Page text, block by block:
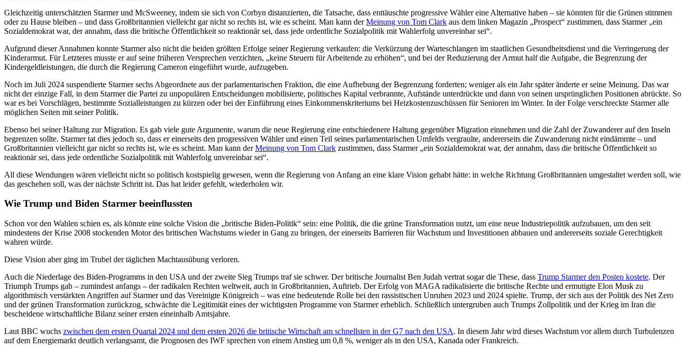
Gleichzeitig unterschätzten Starmer und McSweeney, indem sie sich von Corbyn distanzierten, die Tatsache, dass enttäuschte progressive Wähler eine Alternative haben – sie könnten für die Grünen stimmen
oder zu Hause bleiben – und dass Großbritannien vielleicht gar nicht so rechts ist, wie es scheint. Man kann derMeinung von Tom Clark aus dem linken Magazin „Prospect“ zustimmen, dass Starmer „ein
Sozialdemokrat war, der annahm, dass die britische Öffentlichkeit so reaktionär sei, dass jede ordentliche Sozialpolitik mit Wahlerfolg unvereinbar sei“.
Aufgrund dieser Annahmen konnte Starmer also nicht die beiden größten Erfolge seiner Regierung verkaufen: die Verkürzung der Warteschlangen im staatlichen Gesundheitsdienst und die Verringerung der
Kinderarmut. Für Letzteres musste er auf seine früheren Versprechen verzichten, „keine Steuern für Arbeitende zu erhöhen“, und bei der Reduzierung der Armut half die Aufgabe, die Begrenzung der
Kindergeldleistungen, die durch die Regierung Cameron eingeführt wurde, aufzugeben.
Noch im Juli 2024 suspendierte Starmer sechs Abgeordnete aus der parlamentarischen Fraktion, die eine Aufhebung der Begrenzung forderten; weniger als ein Jahr später änderte er seine Meinung. Das war
nicht der einzige Fall, in dem Starmer die Partei zu unpopulären Entscheidungen mobilisierte, politisches Kapital verbrannte, Aufstände unterdrückte und dann von seinen ursprünglichen Positionen abrückte. So
war es bei Vorschlägen, bestimmte Sozialleistungen zu kürzen oder bei der Einführung eines Einkommenskriteriums bei Heizkostenzuschüssen für Senioren im Winter. In der Folge verschreckte Starmer alle
möglichen Seiten mit seiner Politik.
Ebenso bei seiner Haltung zur Migration. Es gab viele gute Argumente, warum die neue Regierung eine entschiedenere Haltung gegenüber Migration einnehmen und die Zahl der Zuwanderer auf den Inseln
begrenzen sollte. Starmer tat dies jedoch so, dass er einerseits den progressiven Wähler und einen Teil seines parlamentarischen Umfelds vergraulte, andererseits die Zuwanderung nicht eindämmte – und
Großbritannien vielleicht gar nicht so rechts ist, wie es scheint. Man kann derMeinung von Tom Clark zustimmen, dass Starmer „ein Sozialdemokrat war, der annahm, dass die britische Öffentlichkeit so
reaktionär sei, dass jede ordentliche Sozialpolitik mit Wahlerfolg unvereinbar sei“.
All diese Wendungen wären vielleicht nicht so politisch kostspielig gewesen, wenn die Regierung von Anfang an eine klare Vision gehabt hätte: in welche Richtung Großbritannien umgestaltet werden soll, wie
das geschehen soll, was der nächste Schritt ist. Das hat leider gefehlt, wiederholen wir.
Wie Trump und Biden Starmer beeinflussten
Schon vor den Wahlen schien es, als könnte eine solche Vision die „britische Biden-Politik“ sein: eine Politik, die die grüne Transformation nutzt, um eine neue Industriepolitik aufzubauen, um den seit
mindestens der Krise 2008 stockenden Motor des britischen Wachstums wieder in Gang zu bringen, der einerseits Barrieren für Wachstum und Investitionen abbauen und andererseits soziale Gerechtigkeit
wahren würde.
Diese Vision aber ging im Trubel der täglichen Machtausübung verloren.
Auch die Niederlage des Biden-Programms in den USA und der zweite Sieg Trumps traf sie schwer. Der britische Journalist Ben Judah vertrat sogar die These, dass Trump Starmer den Posten kostete. Der
Triumph Trumps gab – zumindest anfangs – der radikalen Rechten weltweit, auch in Großbritannien, Auftrieb. Der Erfolg von MAGA radikalisierte die britische Rechte und ermutigte Elon Musk zu
algorithmisch verstärkten Angriffen auf Starmer und das Vereinigte Königreich – was eine bedeutende Rolle bei den rassistischen Unruhen 2023 und 2024 spielte. Trump, der sich aus der Politik des Net Zero
und der grünen Transformation zurückzog, schwächte die Legitimität eines der wichtigsten Programme von Starmer erheblich. Schließlich untergruben auch Trumps Zollpolitik und der Krieg im Iran die
bescheidene wirtschaftliche Bilanz seiner ersten eineinhalb Amtsjahre.
Laut BBC wuchs zwischen dem ersten Quartal 2024 und dem ersten 2026 die britische Wirtschaft am schnellsten in der G7 nach den USA. In diesem Jahr wird dieses Wachstum vor allem durch Turbulenzen
auf dem Energiemarkt deutlich verlangsamt, die Prognosen des IWF sprechen von einem Anstieg um 0,8 %, weniger als in den USA, Kanada oder Frankreich.